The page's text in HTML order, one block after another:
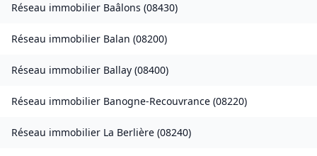
Réseau immobilier Baâlons (08430)
Réseau immobilier Balan (08200)
Réseau immobilier Ballay (08400)
Réseau immobilier Banogne-Recouvrance (08220)
Réseau immobilier La Berlière (08240)